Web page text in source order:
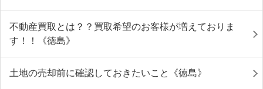
不動産買取とは？？買取希望のお客様が増えておりま
す！！《徳島》
土地の売却前に確認しておきたいこと《徳島》